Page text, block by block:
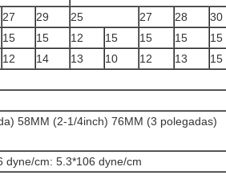
27 29 25 27 28
30
15 15 12 15 15 15
15
12 14 13 10 12 13
15
58MM (2-1/4inch) 76MM (3 polegadas)
dyne/cm: 5.3*106 dyne/cm